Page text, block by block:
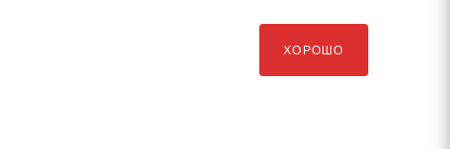
ХОРОШО